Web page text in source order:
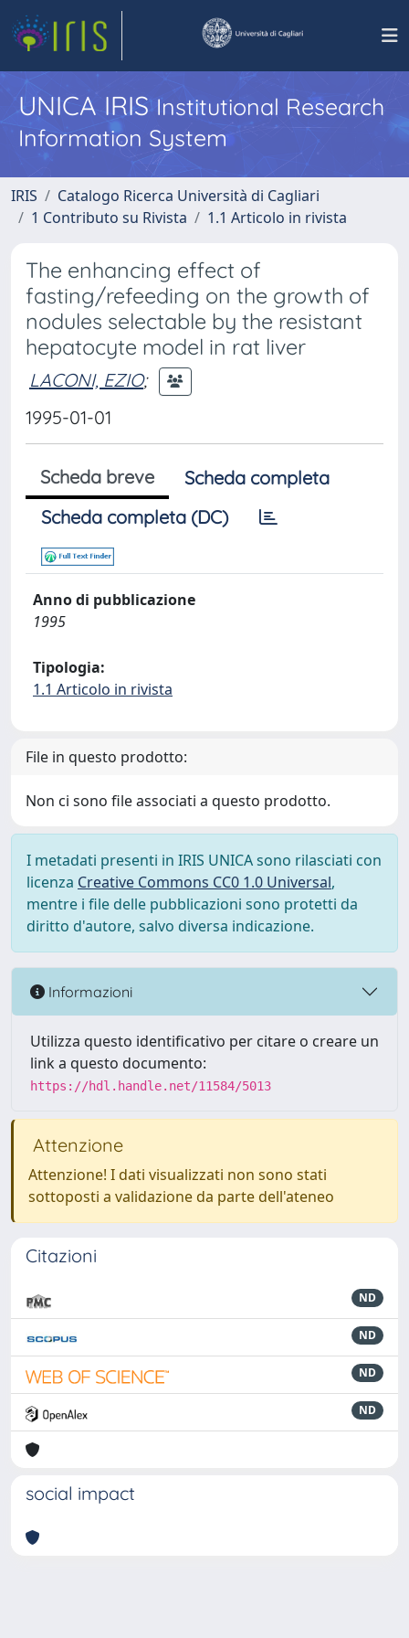
UNICA IRISInstitutional Research
Information System
IRIS
Catalogo Ricerca Università di Cagliari
1 Contributo su Rivista
1.1 Articolo in rivista
The enhancing effect of
fasting/refeeding on the growth of
nodules selectable by the resistant
hepatocyte model in rat liver
LACONI, EZIO;
1995-01-01
Scheda breve
Scheda completa
Scheda completa (DC)
Anno di pubblicazione
1995
Tipologia:
1.1 Articolo in rivista
File in questo prodotto:
Non ci sono file associati a questo prodotto.
I metadati presenti in IRIS UNICA sono rilasciati con
licenza Creative Commons CC0 1.0 Universal,
mentre i file delle pubblicazioni sono protetti da
diritto d'autore, salvo diversa indicazione.
Informazioni
Utilizza questo identificativo per citare o creare un
link a questo documento:
https://hdl.handle.net/11584/5013
Attenzione
Attenzione! I dati visualizzati non sono stati
sottoposti a validazione da parte dell'ateneo
Citazioni
ND
ND
ND
ND
social impact